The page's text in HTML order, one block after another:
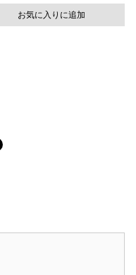
お気に入りに追加